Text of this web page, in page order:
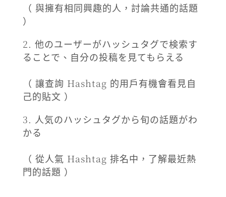
（ 與擁有相同興趣的人，討論共通的話題
）
他のユーザーがハッシュタグで検索す
ることで、自分の投稿を見てもらえる
（ 讓查詢 Hashtag 的用戶有機會看見自
己的貼文 ）
人気のハッシュタグから旬の話題がわ
かる
（ 從人氣 Hashtag 排名中，了解最近熱
門的話題 ）